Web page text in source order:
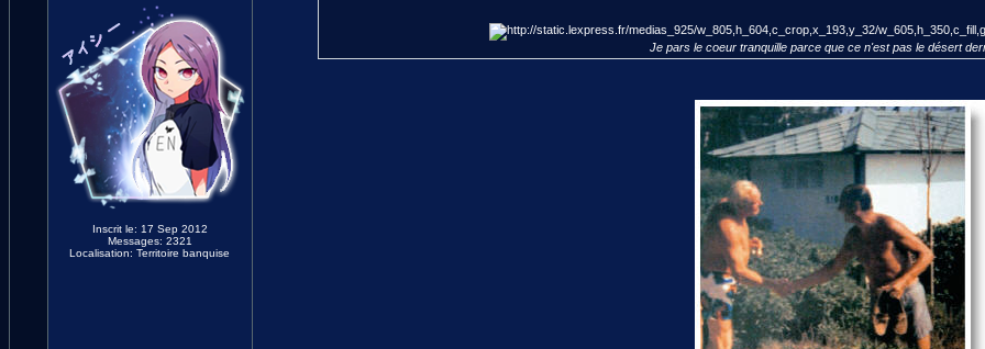
Inscrit le: 17 Sep 2012
Messages: 2321
Localisation: Territoire banquise
Je pars le coeur tranquille parce que ce n'est pas le désert